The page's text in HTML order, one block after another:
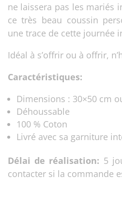
ne laissera pas les mariés
ce très beau coussin
une trace de cette journée
Idéal à s’offrir ou à offrir,
Caractéristiques:
Dimensions : 30×50 cm
Déhoussable
100 % Coton
Livré avec sa garniture
Délai de réalisation: 5
contacter si la commande